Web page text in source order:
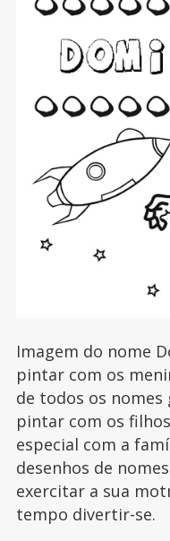
Imagem do nome
pintar com os
de todos os
pintar com os
especial com a
desenhos de
exercitar a sua
tempo divertir-se.